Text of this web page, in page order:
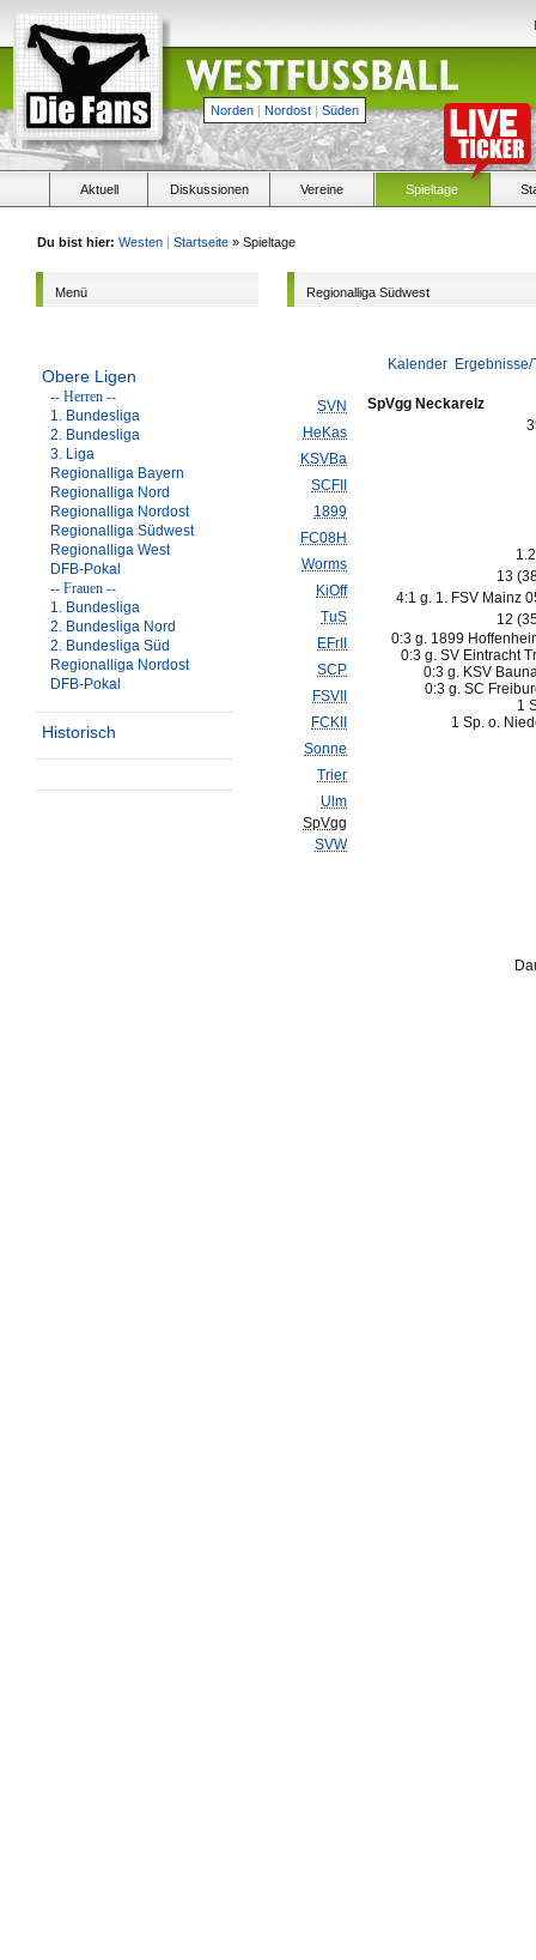
Norden | Nordost | Süden
Aktuell Diskussionen Vereine Spieltage
Du bist hier: Westen | Startseite » Spieltage
Menü
Obere Ligen
-- Herren --
1. Bundesliga
2. Bundesliga
3. Liga
Regionalliga Bayern
Regionalliga Nord
Regionalliga Nordost
Regionalliga Südwest
Regionalliga West
DFB-Pokal
-- Frauen --
1. Bundesliga
2. Bundesliga Nord
2. Bundesliga Süd
Regionalliga Nordost
DFB-Pokal
Historisch
Regionalliga Südwest
Kalender
SVN
HeKas
KSVBa
SCFII
1899
FC08H
Worms
KiOff
TuS
EFrII
SCP
FSVII
FCKII
Sonne
Trier
Ulm
SpVgg
SVW
SpVgg Neckarelz
13
4:1 g. 1. FSV Mainz
12
0:3 g. 1899
0:3 g. SV Eintracht
0:3 g. KSV
0:3 g. SC
1
1 Sp. o.